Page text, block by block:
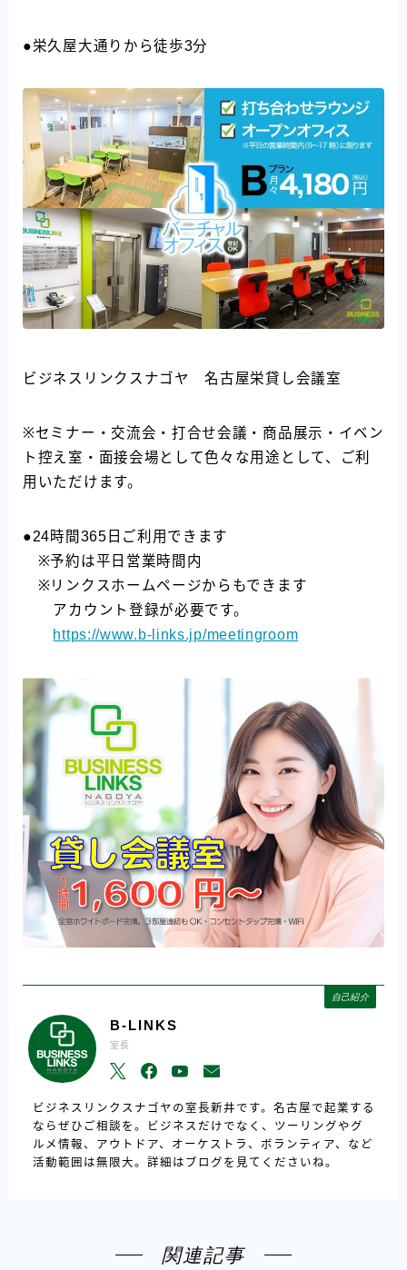
●栄久屋大通りから徒歩3分
ビジネスリンクスナゴヤ 名古屋栄貸し会議室
※セミナー・交流会・打合せ会議・商品展示・イベン
ト控え室・面接会場として色々な用途として、ご利
用いただけます。
●24時間365日ご利用できます
※予約は平日営業時間内
※リンクスホームページからもできます
アカウント登録が必要です。
https://www.b-links.jp/meetingroom
自己紹介
B-LINKS
室長
ビジネスリンクスナゴヤの室長新井です。名古屋で起業する
ならぜひご相談を。ビジネスだけでなく、ツーリングやグ
ルメ情報、アウトドア、オーケストラ、ボランティア、など
活動範囲は無限大。詳細はブログを見てくださいね。
関連記事